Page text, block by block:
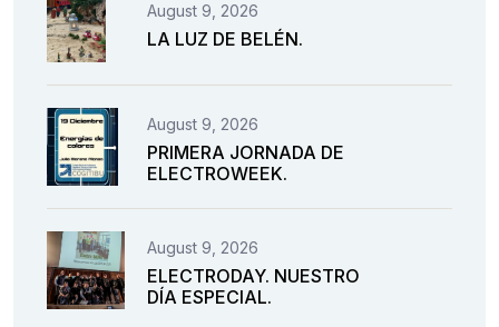
August 9, 2026
LA LUZ DE BELÉN.
August 9, 2026
PRIMERA JORNADA DE
ELECTROWEEK.
August 9, 2026
ELECTRODAY. NUESTRO
DÍA ESPECIAL.